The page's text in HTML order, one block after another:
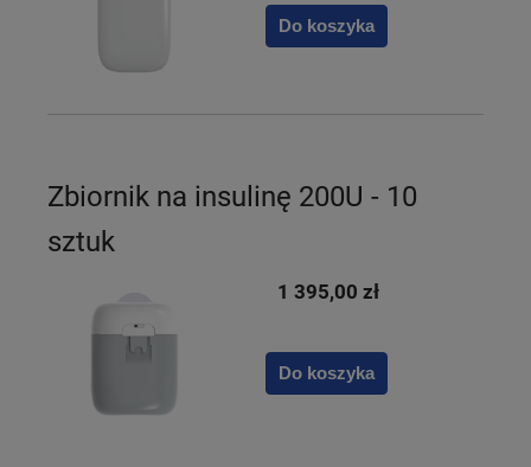
Do koszyka
Zbiornik na insulinę 200U - 10
sztuk
1 395,00 zł
Do koszyka